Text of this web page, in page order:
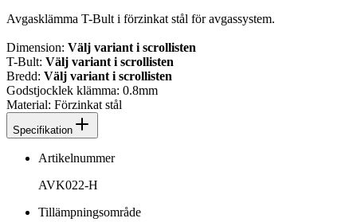
Avgasklämma T-Bult i förzinkat stål för avgassystem.
Dimension: Välj variant i scrollisten
T-Bult: Välj variant i scrollisten
Bredd: Välj variant i scrollisten
Godstjocklek klämma: 0.8mm
Material: Förzinkat stål
Specifikation
Artikelnummer
AVK022-H
Tillämpningsområde